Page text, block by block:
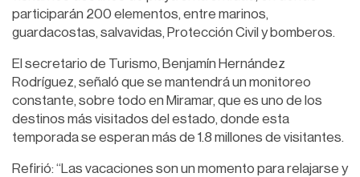
participarán 200 elementos, entre marinos,
guardacostas, salvavidas, Protección Civil y bomberos.
El secretario de Turismo, Benjamín Hernández
Rodríguez, señaló que se mantendrá un monitoreo
constante, sobre todo en Miramar, que es uno de los
destinos más visitados del estado, donde esta
temporada se esperan más de 1.8 millones de visitantes.
Refirió: “Las vacaciones son un momento para relajarse y